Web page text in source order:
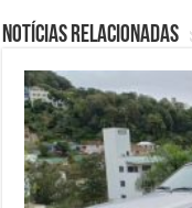
Notícias relacionadas